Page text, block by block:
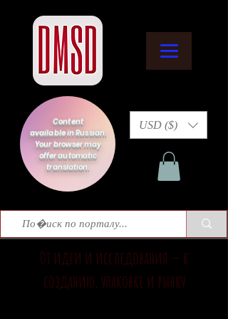
Content
available in Russian.
Your browser may
offer automatic
translation.
USD ($)
От идеи и исследования — к
созданию, упаковке и рынку